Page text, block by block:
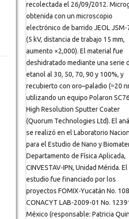
recolectada el 26/09/2012.
obtenida con un microscopio
electrónico de barrido JEOL JSM-
(5 kV, distancia de trabajo 15 mm,
aumento ×2,000). El material fue
deshidratado mediante una serie
etanol al 30, 50, 70, 90 y 100%, y
recubierto con oro–paladio (≈20
utilizando un equipo Polaron
High Resolution Sputter Coater
(Quorum Technologies Ltd). El
se realizó en el Laboratorio
para el Estudio de Nano y
Departamento de Física Aplicada,
CINVESTAV-IPN, Unidad Mérida. El
estudio fue financiado por los
proyectos FOMIX-Yucatán No.
CONACYT LAB-2009-01 No.
México (responsable: Patricia